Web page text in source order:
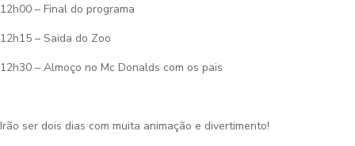
12h00 – Final do programa
12h15 – Saida do Zoo
12h30 – Almoço no Mc Donalds com os pais
Irão ser dois dias com muita animação e divertimento!